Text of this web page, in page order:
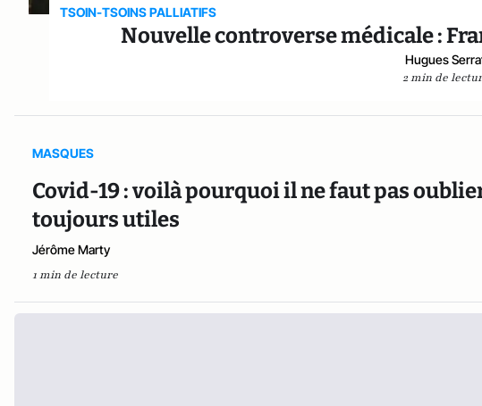
TSOIN-TSOINS PALLIATIFS
Nouvelle controverse médicale :
Hugues
2 min de
MASQUES
Covid-19 : voilà pourquoi il ne faut pas
toujours utiles
Jérôme Marty
1 min de lecture